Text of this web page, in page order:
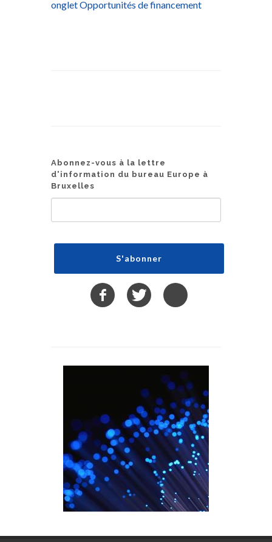
onglet Opportunités de financement
Abonnez-vous à la lettre
d'information du bureau Europe à
Bruxelles